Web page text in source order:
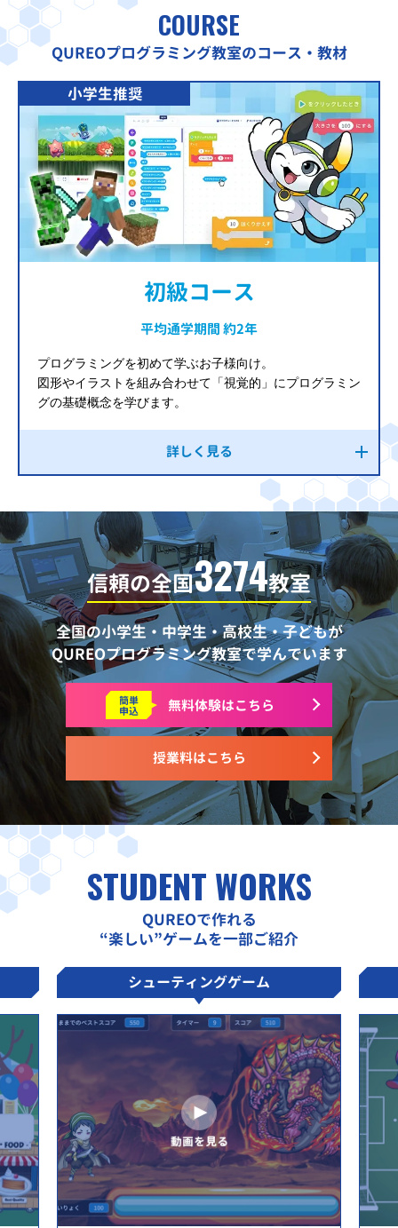
COURSE
QUREOプログラミング教室のコース・教材
小学生推奨
初級コース
平均通学期間 約2年
プログラミングを初めて学ぶお子様向け。
図形やイラストを組み合わせて「視覚的」にプログラミン
グの基礎概念を学びます。
詳しく見る
信頼の全国3274教室
全国の小学生・中学生・高校生・子どもが
QUREOプログラミング教室で学んでいます
授業料はこちら
簡単
申込 無料体験はこちら
STUDENT WORKS
QUREOで作れる
“楽しい”ゲームを一部ご紹介
シューティングゲーム